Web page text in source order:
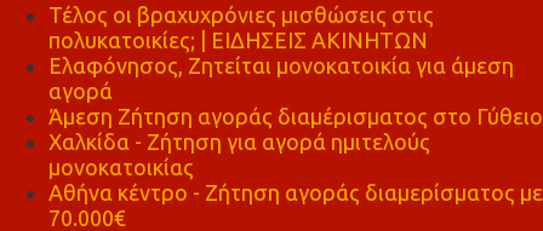
Τέλος οι βραχυχρόνιες μισθώσεις στις
πολυκατοικίες; | ΕΙΔΗΣΕΙΣ ΑΚΙΝΗΤΩΝ
Ελαφόνησος, Ζητείται μονοκατοικία για άμεση
αγορά
Άμεση Ζήτηση αγοράς διαμέρισματος στο Γύθειο
Χαλκίδα - Ζήτηση για αγορά ημιτελούς
μονοκατοικίας
Αθήνα κέντρο - Ζήτηση αγοράς διαμερίσματος με
70.000€